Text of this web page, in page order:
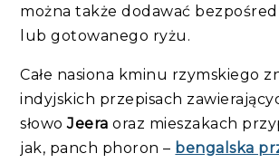
można także dodawać
lub gotowanego ryżu.
Całe nasiona kminu rzymskiego
indyjskich przepisach
słowoJeera oraz mieszakach
jak, panch phoron – bengalska